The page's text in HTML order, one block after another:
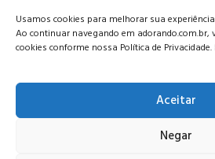
Usamos cookies para melhorar sua
Ao continuar navegando em adorando.com.br,
cookies conforme nossa Política de
Aceitar
Negar
Alameda Oscar Niemeyer, 1033 – 7º
Serra - Nova Lima/MG, CEP:
CONTATO: